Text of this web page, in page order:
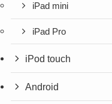
iPad mini
iPad Pro
iPod touch
Android